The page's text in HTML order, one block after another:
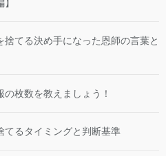
捨てる決め手になった恩師の言葉と
の枚数を教えましょう！
てるタイミングと判断基準